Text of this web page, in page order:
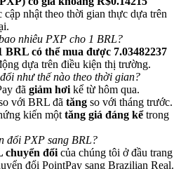
phần thưởng tiền mặt
nhật theo thời gian thực dựa trên
nhiêu PXP cho 1 BRL?
BRL có thể mua được 7.03482237
dựa trên điều kiện thị trường.
như thế nào theo thời gian?
đã giảm hơi kể từ hôm qua.
với BRL đã tăng so với tháng trước.
kiến một tăng giá đáng kểtrong
đổi PXP sang BRL?
chuyển đổi của chúng tôi ở đầu trang
đổi PointPay sang Brazilian Real.